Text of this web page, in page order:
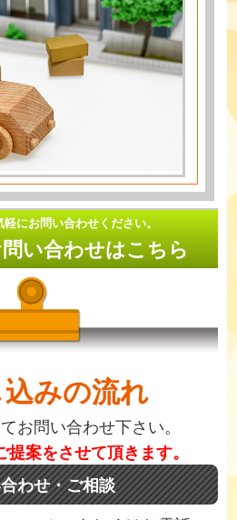
にお問い合わせください。
い合わせはこちら
みの流れ
お問い合わせ下さい。
提案をさせて頂きます。
わせ・ご相談